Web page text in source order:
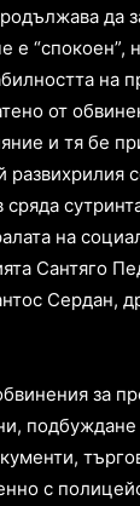
да
е “спокоен”,
на
от
и тя бе
развихрилия
на
Сантяго
Сердан,
за
с